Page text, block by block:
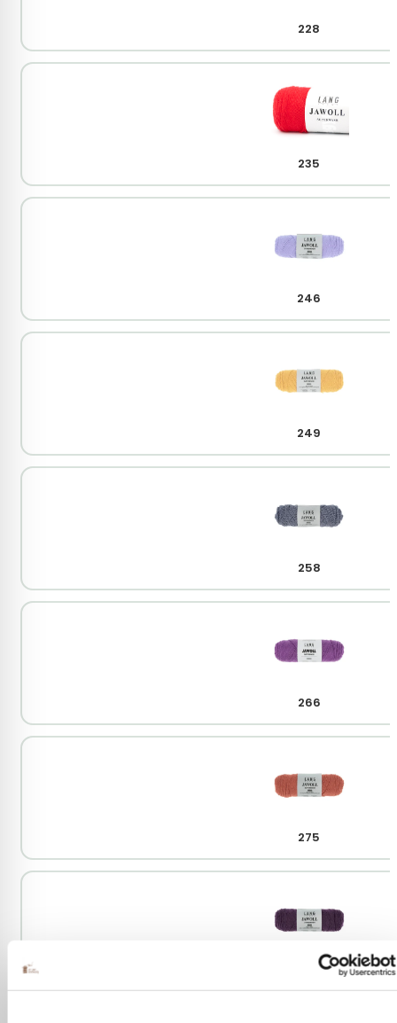
228
235
246
249
258
266
275
280